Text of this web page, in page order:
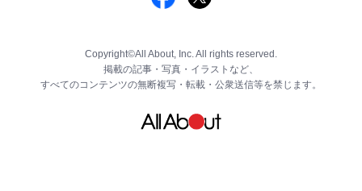
Copyright©All About, Inc. All rights reserved.
掲載の記事・写真・イラストなど、
すべてのコンテンツの無断複写・転載・公衆送信等を禁じます。